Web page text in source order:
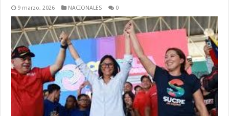
9 marzo, 2026 NACIONALES 0